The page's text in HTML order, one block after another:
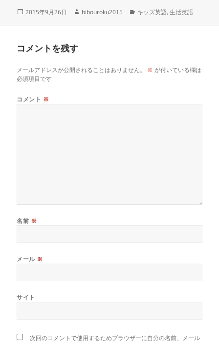
投
2015年9月26日
作
bibouroku2015
カ
キッズ英語,生活英語
コメントを残す
メールアドレスが公開されることはありません。 ※ が付いている欄は
必須項目です
コメント ※
名前 ※
メール ※
サイト
次回のコメントで使用するためブラウザーに自分の名前、メール